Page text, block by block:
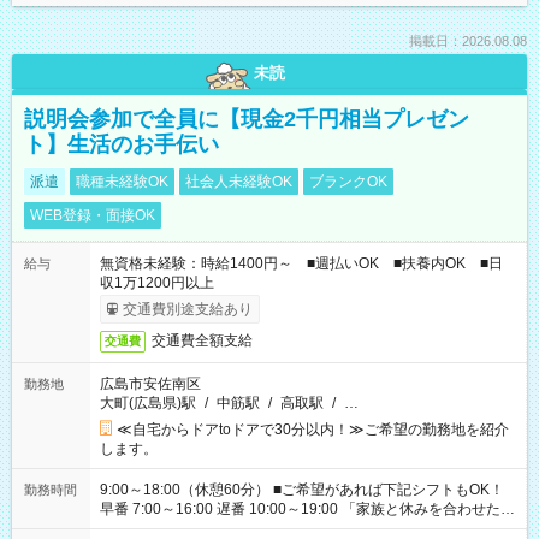
掲載日：2026.08.08
未読
説明会参加で全員に【現金2千円相当プレゼン
ト】生活のお手伝い
派遣 職種未経験OK 社会人未経験OK
ブランクOK
WEB登録・面接OK
給与
無資格未経験：時給1400円～ ■週払いOK ■扶養内OK ■日
収1万1200円以上
交通費別途支給あり
交通費 交通費全額支給
勤務地
広島市安佐南区
大町(広島県)駅 / 中筋駅 / 高取駅 / …
≪自宅からドアtoドアで30分以内！≫ご希望の勤務地を紹介
します。
勤務時間
9:00～18:00（休憩60分） ■ご希望があれば下記シフトもOK！
早番 7:00～16:00 遅番 10:00～19:00 「家族と休みを合わせた
い」 「余裕を持って夕飯の準備がしたい」 「できれば残業はし